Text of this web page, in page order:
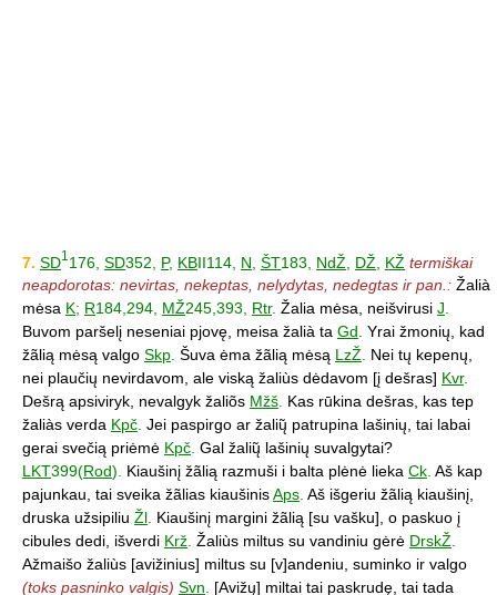
7. SD1176, SD352, P, KBII114, N ŠT183, NdŽ DŽ KŽ termiškai
neapdorotas: nevirtas, nekeptas, nelydytas, nedegtas ir pan.: Žalià
mėsa K; R184,294, MŽ245,393, Rtr. Žalia mėsa, neišvirusi J.
Buvom paršelį neseniai pjovę, meisa žalià ta Gd. Yrai žmonių, kad
žãlią mėsą valgo Skp. Šuva ėma žãlią mėsą LzŽ. Nei tų kepenų,
nei plaučių nevirdavom, ale viską žaliùs dėdavom [į dešras] Kvr.
Dešrą apsiviryk, nevalgyk žaliõs Mžš. Kas rūkina dešras, kas tep
žaliàs verda Kpč. Jei paspirgo ar žalių̃ patrupina lašinių, tai labai
gerai svečią priėmė Kpč. Gal žalių̃ lašinių suvalgytai?
LKT399(Rod). Kiaušinį žãlią razmuši i balta plėnė lieka Ck. Aš kap
pajunkau, tai sveika žãlias kiaušinisAps. Aš išgeriu žãlią kiaušinį,
druska užsipiliu Žl. Kiaušinį margini žãlią [su vašku], o paskuo į
cibules dedi, išverdi Krž. Žaliùs miltus su vandiniu gėrė DrskŽ.
Ažmaišo žaliùs [avižinius] miltus su [v]andeniu, suminko ir valgo
(toks pasninko valgis) Svn. [Avižų] miltai tai paskrudę, tai tada